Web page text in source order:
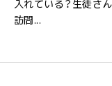
入れている？生徒さ
訪問...